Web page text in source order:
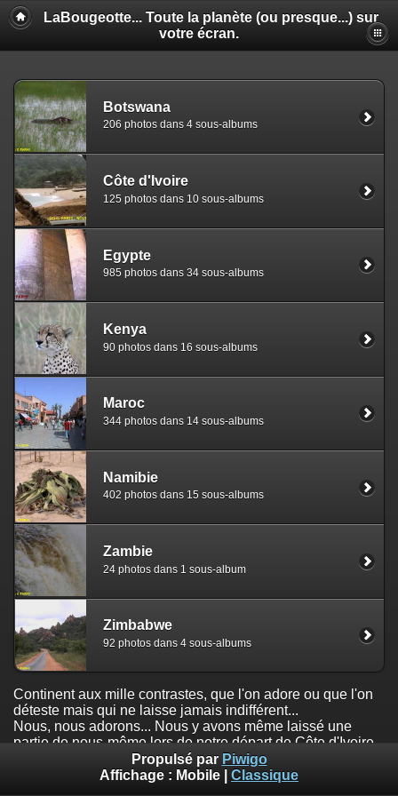
LaBougeotte... Toute la planète (ou presque...) sur
votre écran.
Botswana
206 photos dans 4 sous-albums
Côte d'Ivoire
125 photos dans 10 sous-albums
Egypte
985 photos dans 34 sous-albums
Kenya
90 photos dans 16 sous-albums
Maroc
344 photos dans 14 sous-albums
Namibie
402 photos dans 15 sous-albums
Zambie
24 photos dans 1 sous-album
Zimbabwe
92 photos dans 4 sous-albums
Continent aux mille contrastes, que l'on adore ou que l'on
déteste mais qui ne laisse jamais indifférent...
Nous, nous adorons... Nous y avons même laissé une
partie de nous-même lors de notre départ de Côte d'Ivoire,
après trois ans d'expatriation...
Propulsé par Piwigo
Affichage : Mobile Classique